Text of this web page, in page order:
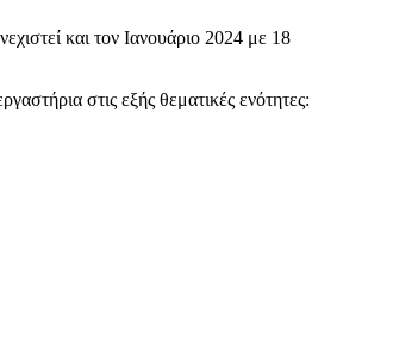
και τον Ιανουάριο 2024 με 18
στις εξής θεματικές ενότητες: